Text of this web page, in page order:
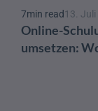
7min read13. Juli
Online-
umsetzen: